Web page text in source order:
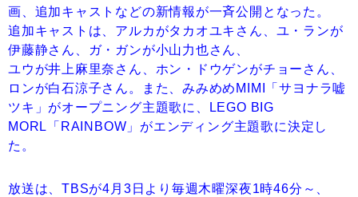
画、追加キャストなどの新情報が一斉公開となった。
追加キャストは、アルカがタカオユキさん、ユ・ランが
伊藤静さん、ガ・ガンが小山力也さん、
ユウが井上麻里奈さん、ホン・ドウゲンがチョーさん、
ロンが白石涼子さん。また、みみめめMIMI「サヨナラ嘘
ツキ」がオープニング主題歌に、LEGO BIG
MORL「RAINBOW」がエンディング主題歌に決定し
た。
放送は、TBSが4月3日より毎週木曜深夜1時46分～、